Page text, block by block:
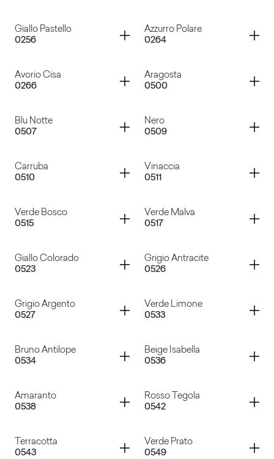
Giallo Pastello
0256
Container
Azzurro Polare
0264
Container
Avorio Cisa
0266
Container
Aragosta
0500
Container
Blu Notte
0507
Container
Nero
0509
Container
Carruba
0510
Container
Vinaccia
0511
Container
Verde Bosco
0515
Container
Verde Malva
0517
Container
Giallo Colorado
0523
Container
Grigio Antracite
0526
Container
Grigio Argento
0527
Container
Verde Limone
0533
Container
Bruno Antilope
0534
Container
Beige Isabella
0536
Container
Amaranto
0538
Container
Rosso Tegola
0542
Container
Terracotta
0543
Container
Verde Prato
0549
Container